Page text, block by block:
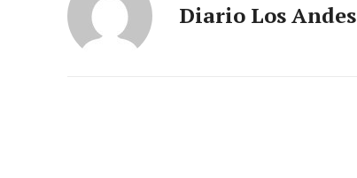
Diario Los Andes